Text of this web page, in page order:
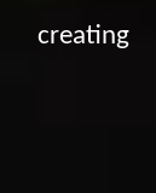
creating